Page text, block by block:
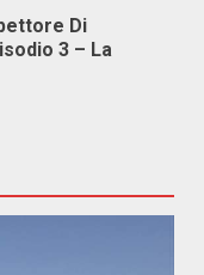
Di
3 – La